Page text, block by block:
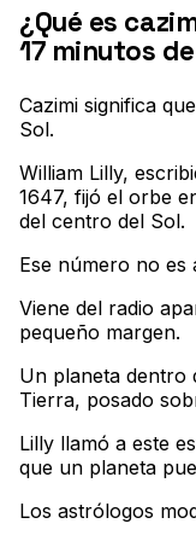
¿Qué es
17 minutos
Cazimi significa
Sol.
William Lilly,
1647, fijó el orbe
del centro del Sol.
Ese número no es
Viene del radio
pequeño margen.
Un planeta dentro
Tierra, posado
Lilly llamó a este
que un planeta
Los astrólogos